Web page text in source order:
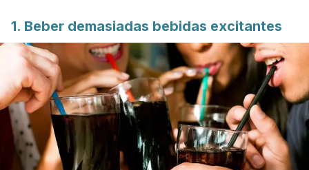
1. Beber demasiadas bebidas excitantes